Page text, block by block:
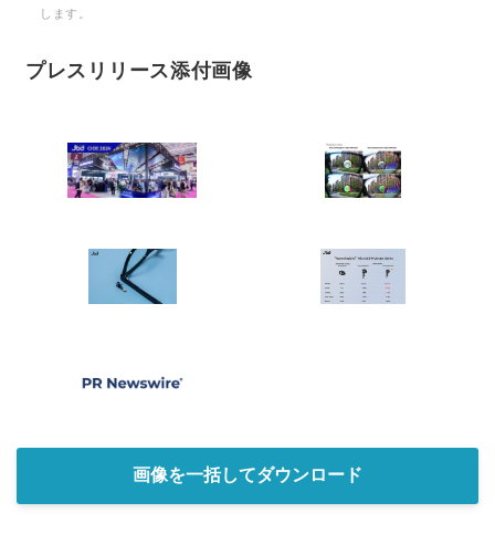
します。
プレスリリース添付画像
画像を一括してダウンロード